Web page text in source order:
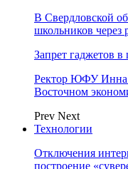
В Свердловской
школьников через
Запрет гаджетов
Ректор ЮФУ Инна
Восточном
Prev Next
Технологии
Отключения
построение